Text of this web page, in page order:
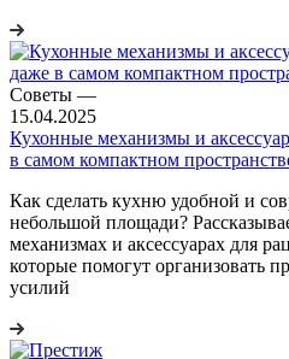
Советы —
15.04.2025
Кухонные механизмы и
в самом компактном
Как сделать кухню удобной и
небольшой площади?
механизмах и аксессуарах для
которые помогут организовать
усилий